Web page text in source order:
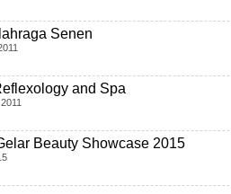
Senen
and Spa
Beauty Showcase 2015